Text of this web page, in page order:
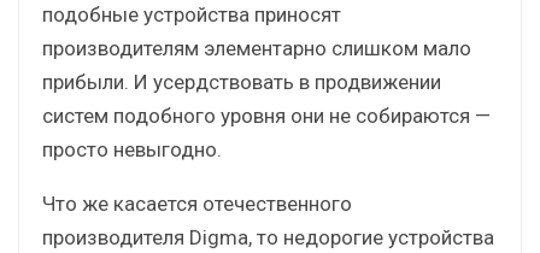
подобные устройства приносят
производителям элементарно слишком мало
прибыли. И усердствовать в продвижении
систем подобного уровня они не собираются —
просто невыгодно.
Что же касается отечественного
производителя Digma, то недорогие устройства